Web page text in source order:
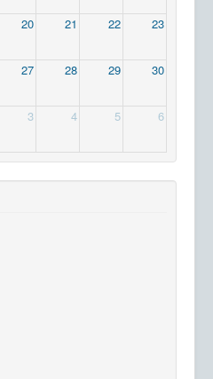
20 21 22 23
27 28 29 30
3 4 5 6